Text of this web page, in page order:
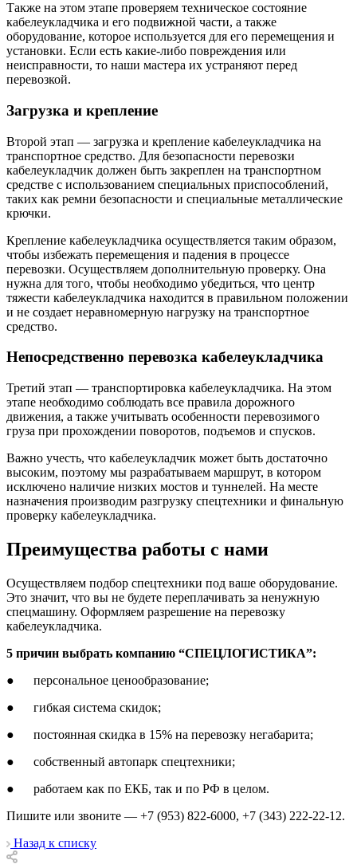
Также на этом этапе проверяем техническое состояние
кабелеукладчика и его подвижной части, а также
оборудование, которое используется для его перемещения и
установки. Если есть какие-либо повреждения или
неисправности, то наши мастера их устраняют перед
перевозкой.
Загрузка и крепление
Второй этап — загрузка и крепление кабелеукладчика на
транспортное средство. Для безопасности перевозки
кабелеукладчик должен быть закреплен на транспортном
средстве с использованием специальных приспособлений,
таких как ремни безопасности и специальные металлические
крючки.
Крепление кабелеукладчика осуществляется таким образом,
чтобы избежать перемещения и падения в процессе
перевозки. Осуществляем дополнительную проверку. Она
нужна для того, чтобы необходимо убедиться, что центр
тяжести кабелеукладчика находится в правильном положении
и не создает неравномерную нагрузку на транспортное
средство.
Непосредственно перевозка кабелеукладчика
Третий этап — транспортировка кабелеукладчика. На этом
этапе необходимо соблюдать все правила дорожного
движения, а также учитывать особенности перевозимого
груза при прохождении поворотов, подъемов и спусков.
Важно учесть, что кабелеукладчик может быть достаточно
высоким, поэтому мы разрабатываем маршрут, в котором
исключено наличие низких мостов и туннелей. На месте
назначения производим разгрузку спецтехники и финальную
проверку кабелеукладчика.
Преимущества работы с нами
Осуществляем подбор спецтехники под ваше оборудование.
Это значит, что вы не будете переплачивать за ненужную
спецмашину. Оформляем разрешение на перевозку
кабелеукладчика.
5 причин выбрать компанию “СПЕЦЛОГИСТИКА”:
● персональное ценообразование;
● гибкая система скидок;
● постоянная скидка в 15% на перевозку негабарита;
● собственный автопарк спецтехники;
● работаем как по ЕКБ, так и по РФ в целом.
Пишите или звоните — +7 (953) 822-6000, +7 (343) 222-22-12.
Назад к списку